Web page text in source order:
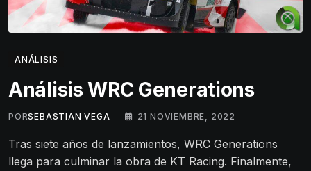
ANÁLISIS
Análisis WRC Generations
PORSEBASTIAN VEGA 21 NOVIEMBRE, 2022
Tras siete años de lanzamientos, WRC Generations
llega para culminar la obra de KT Racing. Finalmente,